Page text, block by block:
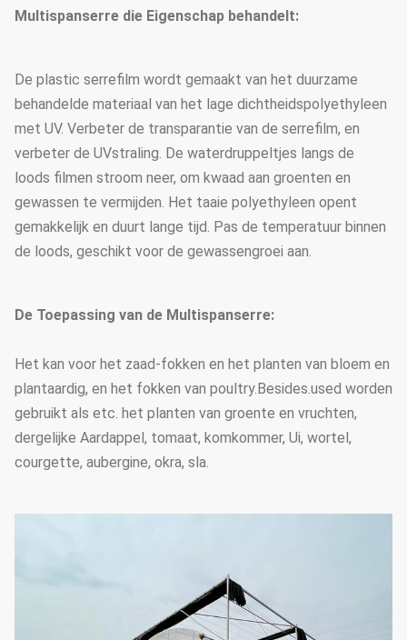
zijventilatie/dakventilatie
Ondersteunend
systeem
(kies volgens uw
behoeften)
Koelsysteem & irrigatiesysteem
& buitenkant of binnenkant
het in de schaduw stellen van
systeem
De boogafstand 1.33m / 1.2/1,0/2,0 of aangepast
Boogdiameter
25mm, 32mm, 48mm of
50mm, 60mm, 76mm, 89mm,
50x100mm, 80x80mm,
100X100mm
Norm: 60mm, 50X70mm,
40x80mm, 80X80mm… enz.
staalbuis
3.5mm of aangepast
Multispanserre die Eigenschap behandelt:
De plastic serrefilm wordt gemaakt van het duurzame
behandelde materiaal van het lage dichtheidspolyethyleen
met UV. Verbeter de transparantie van de serrefilm, en
verbeter de UVstraling. De waterdruppeltjes langs de
loods filmen stroom neer, om kwaad aan groenten en
gewassen te vermijden. Het taaie polyethyleen opent
gemakkelijk en duurt lange tijd. Pas de temperatuur binnen
de loods, geschikt voor de gewassengroei aan.
De Toepassing van de Multispanserre:
Het kan voor het zaad-fokken en het planten van bloem en
plantaardig, en het fokken van poultry.Besides.used worden
gebruikt als etc. het planten van groente en vruchten,
dergelijke Aardappel, tomaat, komkommer, Ui, wortel,
courgette, aubergine, okra, sla.